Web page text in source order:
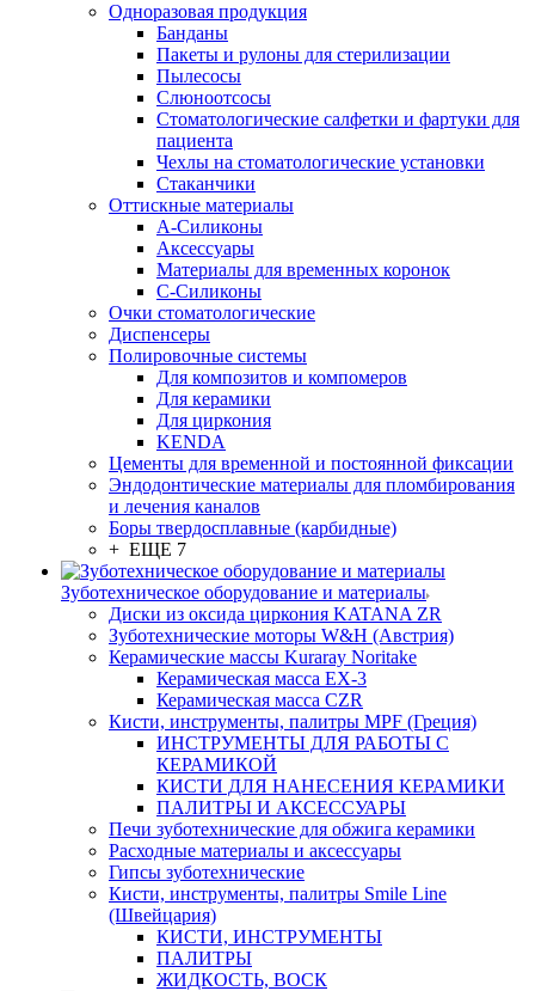
Одноразовая продукция
Банданы
Пакеты и рулоны для стерилизации
Пылесосы
Слюноотсосы
Стоматологические салфетки и фартуки для
пациента
Чехлы на стоматологические установки
Стаканчики
Оттискные материалы
А-Силиконы
Аксессуары
Материалы для временных коронок
С-Силиконы
Очки стоматологические
Диспенсеры
Полировочные системы
Для композитов и компомеров
Для керамики
Для циркония
KENDA
Цементы для временной и постоянной фиксации
Эндодонтические материалы для пломбирования
и лечения каналов
Боры твердосплавные (карбидные)
+ ЕЩЕ 7
Зуботехническое оборудование и материалы
Диски из оксида циркония KATANA ZR
Зуботехнические моторы W&H (Австрия)
Керамические массы Kuraray Noritake
Керамическая масса EX-3
Керамическая масса CZR
Кисти, инструменты, палитры MPF (Греция)
ИНСТРУМЕНТЫ ДЛЯ РАБОТЫ С
КЕРАМИКОЙ
КИСТИ ДЛЯ НАНЕСЕНИЯ КЕРАМИКИ
ПАЛИТРЫ И АКСЕССУАРЫ
Печи зуботехнические для обжига керамики
Расходные материалы и аксессуары
Гипсы зуботехнические
Кисти, инструменты, палитры Smile Line
(Швейцария)
КИСТИ, ИНСТРУМЕНТЫ
ПАЛИТРЫ
ЖИДКОСТЬ, ВОСК